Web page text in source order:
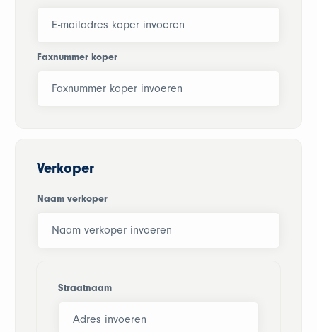
Faxnummer koper
Verkoper
Naam verkoper
Straatnaam